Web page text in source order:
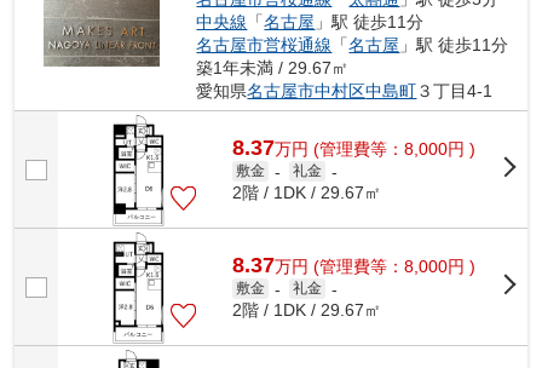
中央線 「名古屋 」駅 徒歩11分
名古屋市営桜通線 「名古屋 」駅 徒歩11分
築1年未満 / 29.67㎡
愛知県名古屋市中村区中島町３丁目4-1
8.37万円 (管理費等：8,000円 )
敷金 - 礼金 -
2階 / 1DK / 29.67㎡
8.37万円 (管理費等：8,000円 )
敷金 - 礼金 -
2階 / 1DK / 29.67㎡